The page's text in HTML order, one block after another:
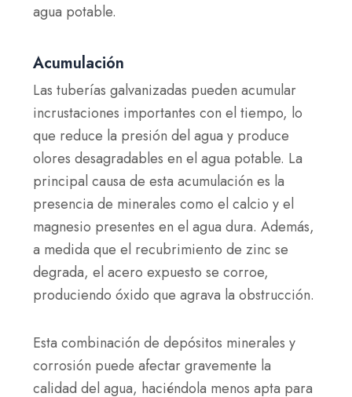
agua potable.
Acumulación
Las tuberías galvanizadas pueden acumular
incrustaciones importantes con el tiempo, lo
que reduce la presión del agua y produce
olores desagradables en el agua potable. La
principal causa de esta acumulación es la
presencia de minerales como el calcio y el
magnesio presentes en el agua dura. Además,
a medida que el recubrimiento de zinc se
degrada, el acero expuesto se corroe,
produciendo óxido que agrava la obstrucción.
Esta combinación de depósitos minerales y
corrosión puede afectar gravemente la
calidad del agua, haciéndola menos apta para